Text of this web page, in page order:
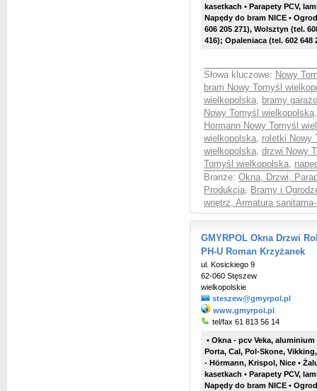
kasetkach • Parapety PCV,
Napędy do bram NICE •
606 205 271), Wolsztyn (tel.
416); Opaleniaca (tel. 602 648
Słowa kluczowe: Nowy
bram Nowy Tomyśl
wielkopolska, bramy
Nowy Tomyśl wielkopolska
Hormann Nowy Tomyśl
wielkopolska, roletki Nowy
wielkopolska, drzwi Nowy
Tomyśl wielkopolska,
Branże: Okna, Drzwi,
Produkcja, Bramy i
wnętrz, Armatura
GMYRPOL Okna Drzwi
PH-U Roman Krzyżanek
ul. Kosickiego 9
62-060 Stęszew
wielkopolskie
steszew@gmyrpol.pl
www.gmyrpol.pl
tel/fax 61 813 56 14
• Okna - pcv Veka,
Porta, Cal, Pol-Skone,
- Hörmann, Krispol, Nice •
kasetkach • Parapety PCV,
Napędy do bram NICE •